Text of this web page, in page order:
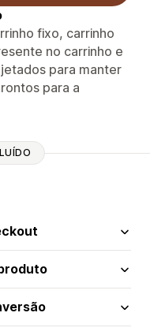
fixo, carrinho
no carrinho e
para manter
para a